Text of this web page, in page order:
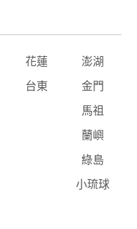
花蓮 澎湖
台東 金門
馬祖
蘭嶼
綠島
小琉球